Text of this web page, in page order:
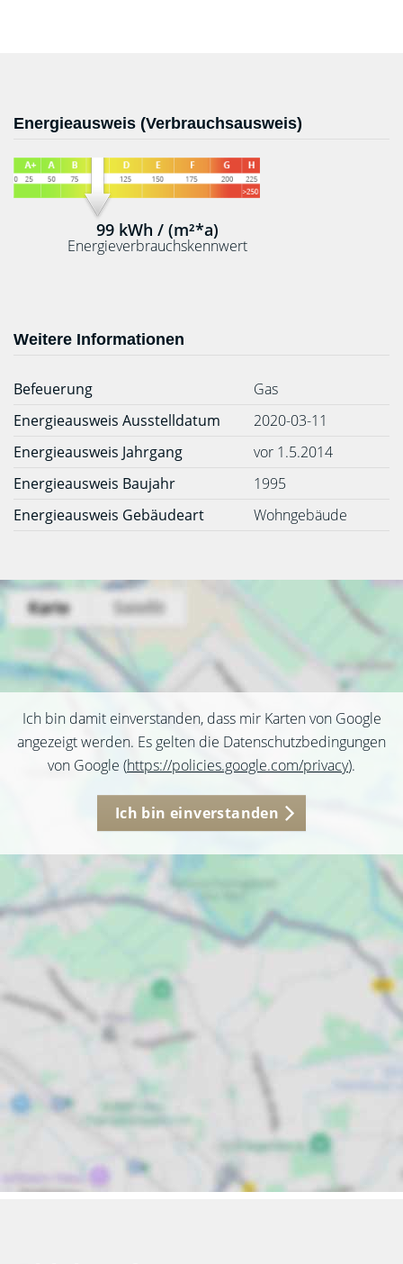
Energieausweis (Verbrauchsausweis)
99 kWh / (m²*a)
Energieverbrauchskennwert
Weitere Informationen
Befeuerung
Gas
Energieausweis Ausstelldatum
2020-03-11
Energieausweis Jahrgang
vor 1.5.2014
Energieausweis Baujahr
1995
Energieausweis Gebäudeart
Wohngebäude
Ich bin damit einverstanden, dass mir Karten von Google
angezeigt werden. Es gelten die Datenschutzbedingungen
von Google (https://policies.google.com/privacy).
Ich bin einverstanden